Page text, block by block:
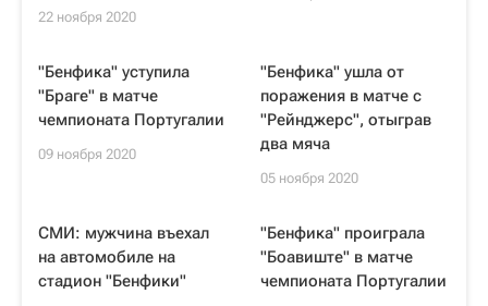
22 ноября 2020
"Бенфика" уступила
"Браге" в матче
чемпионата Португалии
09 ноября 2020
"Бенфика" ушла от
поражения в матче с
"Рейнджерс", отыграв
два мяча
05 ноября 2020
СМИ: мужчина въехал
на автомобиле на
стадион "Бенфики"
"Бенфика" проиграла
"Боавиште" в матче
чемпионата Португалии